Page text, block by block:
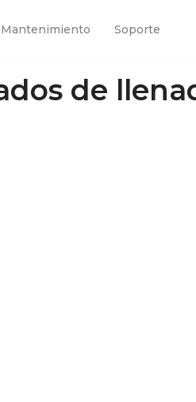
Mantenimiento Soporte
de